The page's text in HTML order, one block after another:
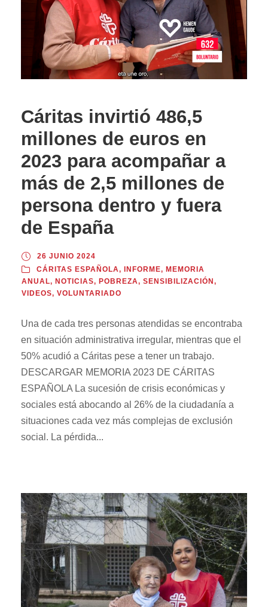
Cáritas invirtió 486,5
millones de euros en
2023 para acompañar a
más de 2,5 millones de
persona dentro y fuera
de España
26 JUNIO 2024
CÁRITAS ESPAÑOLA, INFORME, MEMORIA
ANUAL, NOTICIAS, POBREZA, SENSIBILIZACIÓN,
VIDEOS, VOLUNTARIADO
Una de cada tres personas atendidas se encontraba
en situación administrativa irregular, mientras que el
50% acudió a Cáritas pese a tener un trabajo.
DESCARGAR MEMORIA 2023 DE CÁRITAS
ESPAÑOLA La sucesión de crisis económicas y
sociales está abocando al 26% de la ciudadanía a
situaciones cada vez más complejas de exclusión
social. La pérdida...